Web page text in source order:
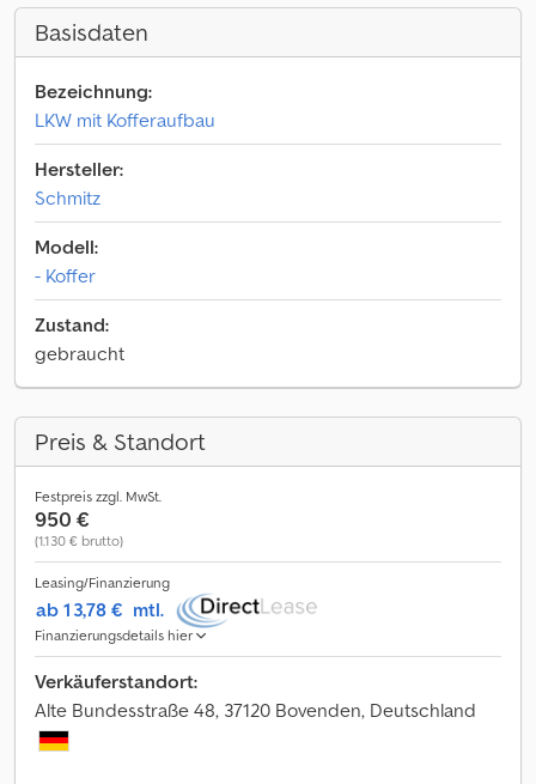
Basisdaten
Bezeichnung:
LKW mit Kofferaufbau
Hersteller:
Schmitz
Modell:
- Koffer
Zustand:
gebraucht
Preis & Standort
Festpreis zzgl. MwSt.
950 €
(1.130 € brutto)
Leasing/Finanzierung
ab 13,78 € mtl.
Finanzierungsdetails hier
Verkäuferstandort:
Alte Bundesstraße 48, 37120 Bovenden, Deutschland